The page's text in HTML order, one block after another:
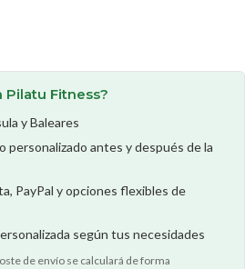
Pilatu Fitness?
y Baleares
personalizado antes y después de la
PayPal y opciones flexibles de
según tus necesidades
de envío se calculará de forma